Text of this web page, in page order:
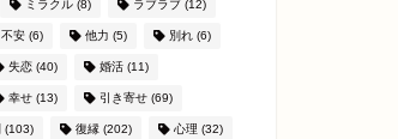
ミラクル(8) ラブラブ(12)
不安(6) 他力 (5) 別れ(6)
失恋(40) 婚活(11)
幸せ(13) 引き寄せ(69)
(103) 復縁(202) 心理 (32)